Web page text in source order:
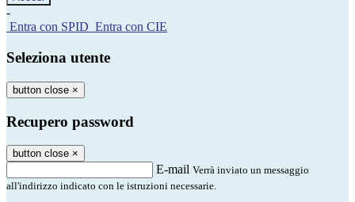
-
Entra con SPID Entra con CIE
Seleziona utente
button close ×
Recupero password
button close ×
E-mail Verrà inviato un messaggio
all'indirizzo indicato con le istruzioni necessarie.